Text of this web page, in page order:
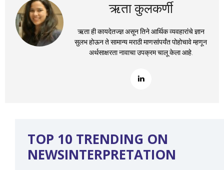
ऋता कुलकर्णी
ऋता ही कायदेतज्ज्ञ असून तिने आर्थिक व्यवहारांचे ज्ञान
सुलभ होऊन ते सामान्य मराठी माणसांपर्यंत पोहोचावे म्हणून
अर्थसाक्षरता नावाचा उपक्रम चालू केला आहे.
TOP 10 TRENDING ON
NEWSINTERPRETATION